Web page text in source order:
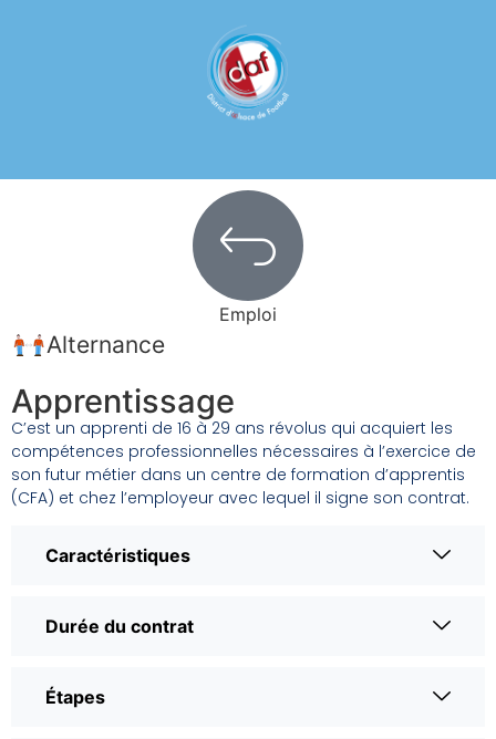
Emploi
Alternance
Apprentissage
C’est un apprenti de 16 à 29 ans révolus qui acquiert les
compétences professionnelles nécessaires à l’exercice de
son futur métier dans un centre de formation d’apprentis
(CFA) et chez l’employeur avec lequel il signe son contrat.
Caractéristiques
Durée du contrat
Étapes